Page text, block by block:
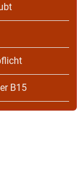
B15